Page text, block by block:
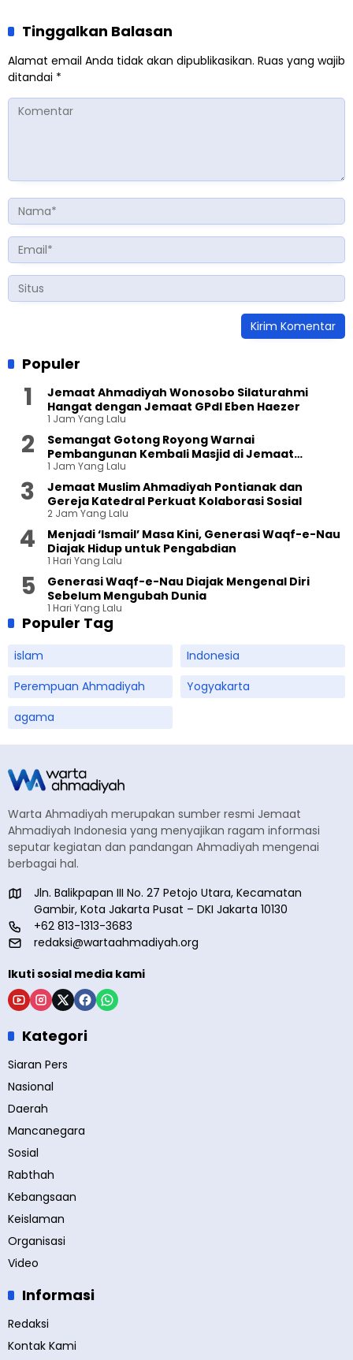
Tinggalkan Balasan
Alamat email Anda tidak akan dipublikasikan. Ruas yang wajib
ditandai *
Populer
Jemaat Ahmadiyah Wonosobo Silaturahmi
Hangat dengan Jemaat GPdI Eben Haezer
1 Jam Yang Lalu
Semangat Gotong Royong Warnai
Pembangunan Kembali Masjid di Jemaat
Ahmadiyah Sukapura
1 Jam Yang Lalu
Jemaat Muslim Ahmadiyah Pontianak dan
Gereja Katedral Perkuat Kolaborasi Sosial
2 Jam Yang Lalu
Menjadi ‘Ismail’ Masa Kini, Generasi Waqf-e-Nau
Diajak Hidup untuk Pengabdian
1 Hari Yang Lalu
Generasi Waqf-e-Nau Diajak Mengenal Diri
Sebelum Mengubah Dunia
1 Hari Yang Lalu
Populer Tag
islam
Indonesia
Perempuan Ahmadiyah
Yogyakarta
agama
Warta Ahmadiyah merupakan sumber resmi Jemaat
Ahmadiyah Indonesia yang menyajikan ragam informasi
seputar kegiatan dan pandangan Ahmadiyah mengenai
berbagai hal.
Jln. Balikpapan III No. 27 Petojo Utara, Kecamatan
Gambir, Kota Jakarta Pusat – DKI Jakarta 10130
+62 813-1313-3683
redaksi@wartaahmadiyah.org
Ikuti sosial media kami
Kategori
Siaran Pers
Nasional
Daerah
Mancanegara
Sosial
Rabthah
Kebangsaan
Keislaman
Organisasi
Video
Informasi
Redaksi
Kontak Kami